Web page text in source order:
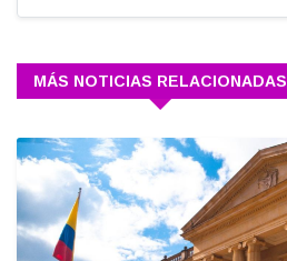
MÁS NOTICIAS RELACIONADAS